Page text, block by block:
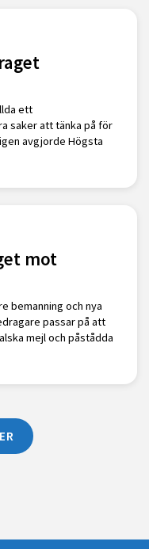
ett
saker att tänka på för
avgjorde Högsta
mot
bemanning och nya
passar på att
mejl och påstådda